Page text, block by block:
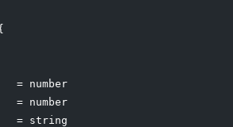
= number
= number
= string